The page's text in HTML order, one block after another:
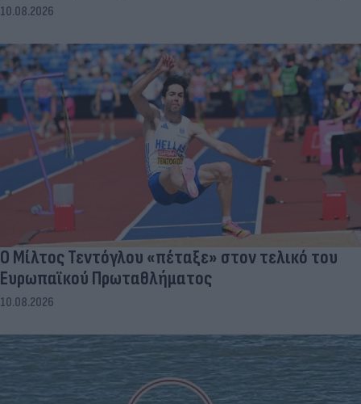
10.08.2026
Ο Μίλτος Τεντόγλου «πέταξε» στον τελικό του
Ευρωπαϊκού Πρωταθλήματος
10.08.2026